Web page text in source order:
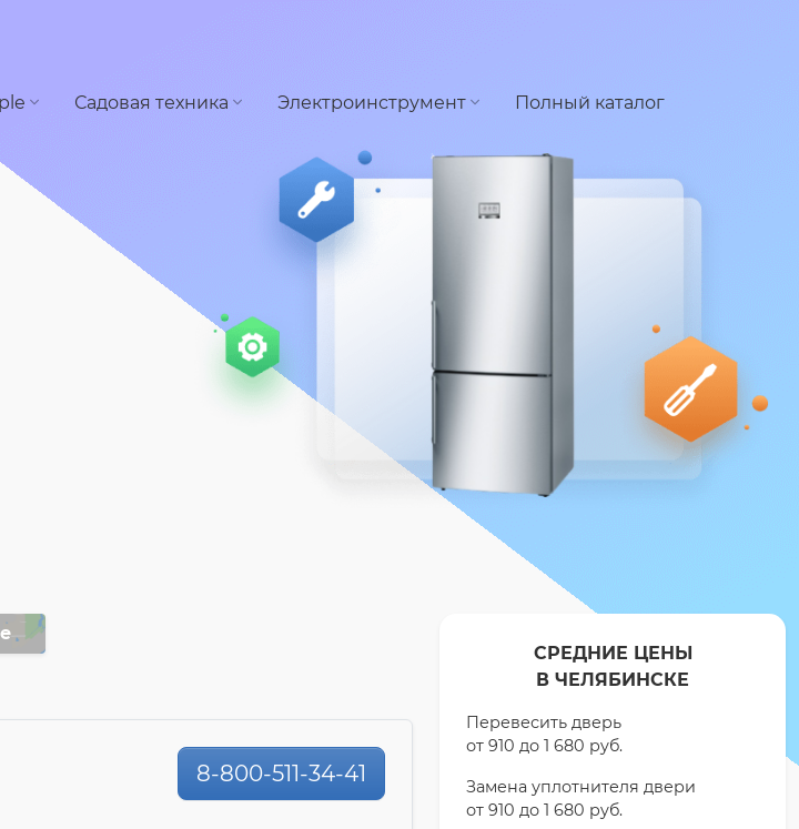
Садовая техника Электроинструмент Полный каталог
8-800-511-34-41
СРЕДНИЕ ЦЕНЫ
В ЧЕЛЯБИНСКЕ
Перевесить дверь
от 910 до 1 680 pyб.
Замена уплотнителя двери
от 910 до 1 680 pyб.